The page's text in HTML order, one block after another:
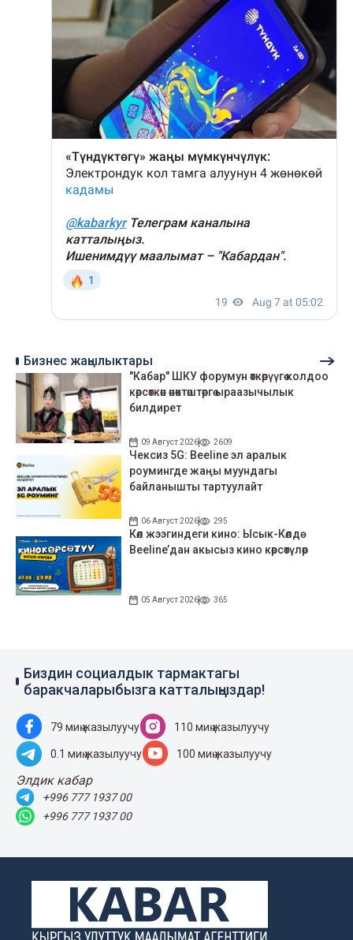
Бизнес жаңылыктары
"Кабар" ШКУ форумун өткөрүүгө колдоо
көрсөткөн өнөктөштөргө ыраазычылык
билдирет
09 Август 2026 2609
Чексиз 5G: Beeline эл аралык
роумингде жаңы муундагы
байланышты тартуулайт
06 Август 2026 295
Көл жээгиндеги кино: Ысык-Көлдө
Beeline’дан акысыз кино көрсөтүлөр
05 Август 2026 365
Биздин социалдык тармактагы
баракчаларыбызга катталыңыздар!
79 миң жазылуучу 110 миң жазылуучу
0.1 миң жазылуучу 100 миң жазылуучу
Элдик кабар
+996 777 1937 00
+996 777 1937 00